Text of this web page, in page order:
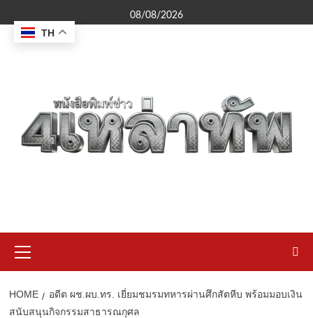
to
content
08/08/2026
Menu
HOME
อดีต ผช.ผบ.ทร. เยี่ยมชมรมทหารผ่านศึกสัตหีบ พร้อมมอบเงิน
สนับสนุนกิจกรรมสาธารณกุศล
TH